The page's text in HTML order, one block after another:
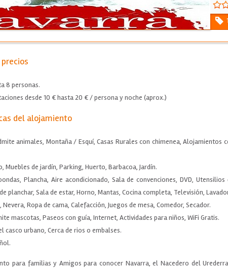
8 personas.
desde 10 € hasta 20 € / persona y noche (aprox.)
del alojamiento
animales, Montaña / Esquí, Casas Rurales con chimenea, Alojamientos
Muebles de jardín, Parking, Huerto, Barbacoa, Jardín.
Plancha, Aire acondicionado, Sala de convenciones, DVD, Utensilios
planchar, Sala de estar, Horno, Mantas, Cocina completa, Televisión,
Ropa de cama, Calefacción, Juegos de mesa, Comedor, Secador.
mascotas, Paseos con guía, Internet, Actividades para niños, WiFi Gratis.
casco urbano, Cerca de rios o embalses.
para familias y Amigos para conocer Navarra, el Nacedero del